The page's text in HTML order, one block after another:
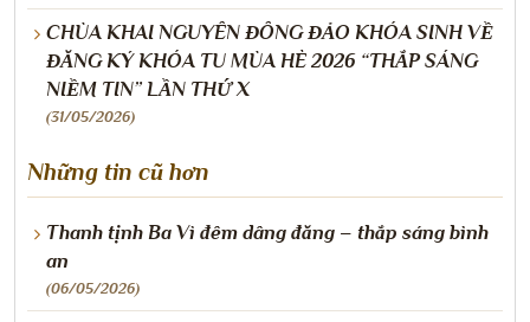
CHÙA KHAI NGUYÊN ĐÔNG ĐẢO KHÓA SINH VỀ
ĐĂNG KÝ KHÓA TU MÙA HÈ 2026 “THẮP SÁNG
NIỀM TIN” LẦN THỨ X
(31/05/2026)
Những tin cũ hơn
Thanh tịnh Ba Vì đêm dâng đăng – thắp sáng bình
an
(06/05/2026)